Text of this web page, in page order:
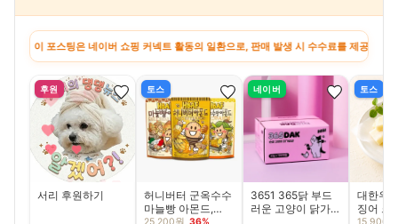
스팅은 네이버 쇼핑 커넥트 활동의 일환으로, 판매 발생 시 수수료를 제공받습니다
후원
서리 후원하기
토스
허니버터 군옥수수
마늘빵 아몬드,
네이버
3651 365닭 부드
러운 고양이 닭가슴
토스
대한우
징어 크